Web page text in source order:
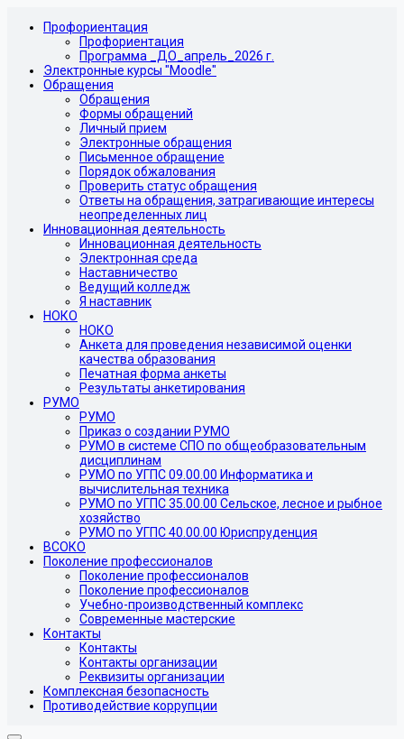
Профориентация
Профориентация
Программа _ДО_апрель_2026 г.
Электронные курсы "Moodle"
Обращения
Обращения
Формы обращений
Личный прием
Электронные обращения
Письменное обращение
Порядок обжалования
Проверить статус обращения
Ответы на обращения, затрагивающие интересы
неопределенных лиц
Инновационная деятельность
Инновационная деятельность
Электронная среда
Наставничество
Ведущий колледж
Я наставник
НОКО
НОКО
Анкета для проведения независимой оценки
качества образования
Печатная форма анкеты
Результаты анкетирования
РУМО
РУМО
Приказ о создании РУМО
РУМО в системе СПО по общеобразовательным
дисциплинам
РУМО по УГПС 09.00.00 Информатика и
вычислительная техника
РУМО по УГПС 35.00.00 Сельское, лесное и рыбное
хозяйство
РУМО по УГПС 40.00.00 Юриспруденция
ВСОКО
Поколение профессионалов
Поколение профессионалов
Поколение профессионалов
Учебно-производственный комплекс
Современные мастерские
Контакты
Контакты
Контакты организации
Реквизиты организации
Комплексная безопасность
Противодействие коррупции